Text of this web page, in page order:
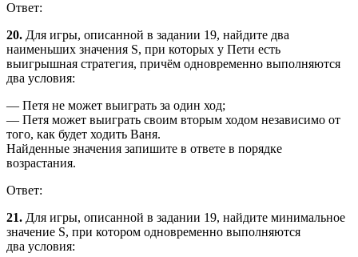
Ответ:
20. Для игры, описанной в задании 19, найдите два
наименьших значения S, при которых у Пети есть
выигрышная стратегия, причём одновременно выполняются
два условия:
— Петя не может выиграть за один ход;
— Петя может выиграть своим вторым ходом независимо от
того, как будет ходить Ваня.
Найденные значения запишите в ответе в порядке
возрастания.
Ответ:
21. Для игры, описанной в задании 19, найдите минимальное
значение S, при котором одновременно выполняются
два условия: